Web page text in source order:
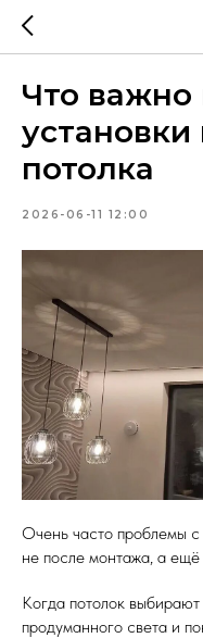
Что важно
потолка
2026-06-11 12:00
Очень часто проблемы с
не после монтажа, а ещё
Когда потолок
продуманного света и